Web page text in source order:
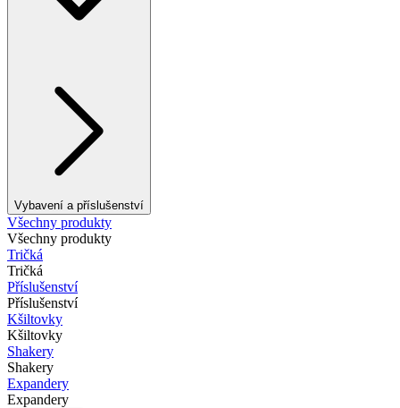
Vybavení a příslušenství
Všechny produkty
Všechny produkty
Tričká
Tričká
Příslušenství
Příslušenství
Kšiltovky
Kšiltovky
Shakery
Shakery
Expandery
Expandery